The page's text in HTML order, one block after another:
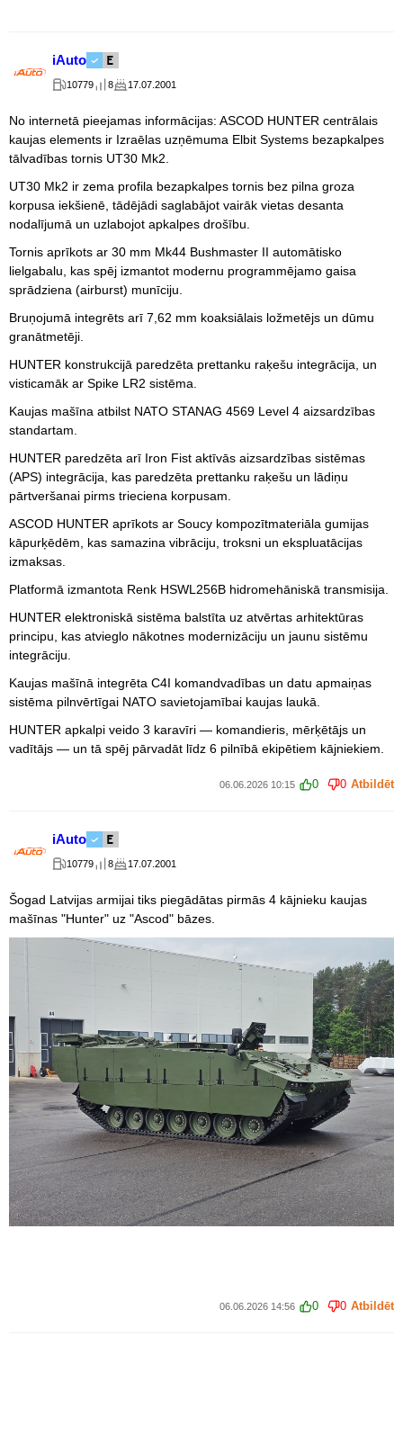
iAuto
10779 8 17.07.2001
No internetā pieejamas informācijas: ASCOD HUNTER centrālais
kaujas elements ir Izraēlas uzņēmuma Elbit Systems bezapkalpes
tālvadības tornis UT30 Mk2.
UT30 Mk2 ir zema profila bezapkalpes tornis bez pilna groza
korpusa iekšienē, tādējādi saglabājot vairāk vietas desanta
nodalījumā un uzlabojot apkalpes drošību.
Tornis aprīkots ar 30 mm Mk44 Bushmaster II automātisko
lielgabalu, kas spēj izmantot modernu programmējamo gaisa
sprādziena (airburst) munīciju.
Bruņojumā integrēts arī 7,62 mm koaksiālais ložmetējs un dūmu
granātmetēji.
HUNTER konstrukcijā paredzēta prettanku raķešu integrācija, un
visticamāk ar Spike LR2 sistēma.
Kaujas mašīna atbilst NATO STANAG 4569 Level 4 aizsardzības
standartam.
HUNTER paredzēta arī Iron Fist aktīvās aizsardzības sistēmas
(APS) integrācija, kas paredzēta prettanku raķešu un lādiņu
pārtveršanai pirms trieciena korpusam.
ASCOD HUNTER aprīkots ar Soucy kompozītmateriāla gumijas
kāpurķēdēm, kas samazina vibrāciju, troksni un ekspluatācijas
izmaksas.
Platformā izmantota Renk HSWL256B hidromehāniskā transmisija.
HUNTER elektroniskā sistēma balstīta uz atvērtas arhitektūras
principu, kas atvieglo nākotnes modernizāciju un jaunu sistēmu
integrāciju.
Kaujas mašīnā integrēta C4I komandvadības un datu apmaiņas
sistēma pilnvērtīgai NATO savietojamībai kaujas laukā.
HUNTER apkalpi veido 3 karavīri — komandieris, mērķētājs un
vadītājs — un tā spēj pārvadāt līdz 6 pilnībā ekipētiem kājniekiem.
06.06.2026 10:15 0 0 Atbildēt
iAuto
10779 8 17.07.2001
Šogad Latvijas armijai tiks piegādātas pirmās 4 kājnieku kaujas
mašīnas "Hunter" uz "Ascod" bāzes.
06.06.2026 14:56 0 0 Atbildēt